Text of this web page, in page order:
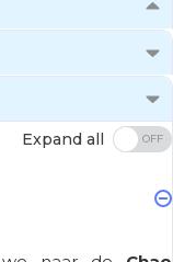
Expand all